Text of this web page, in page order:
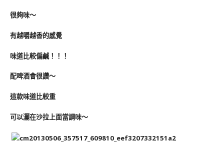
很夠味～
有越嚼越香的感覺
味道比較偏鹹！！！
配啤酒會很讚～
這款味道比較重
可以灑在沙拉上面當調味～